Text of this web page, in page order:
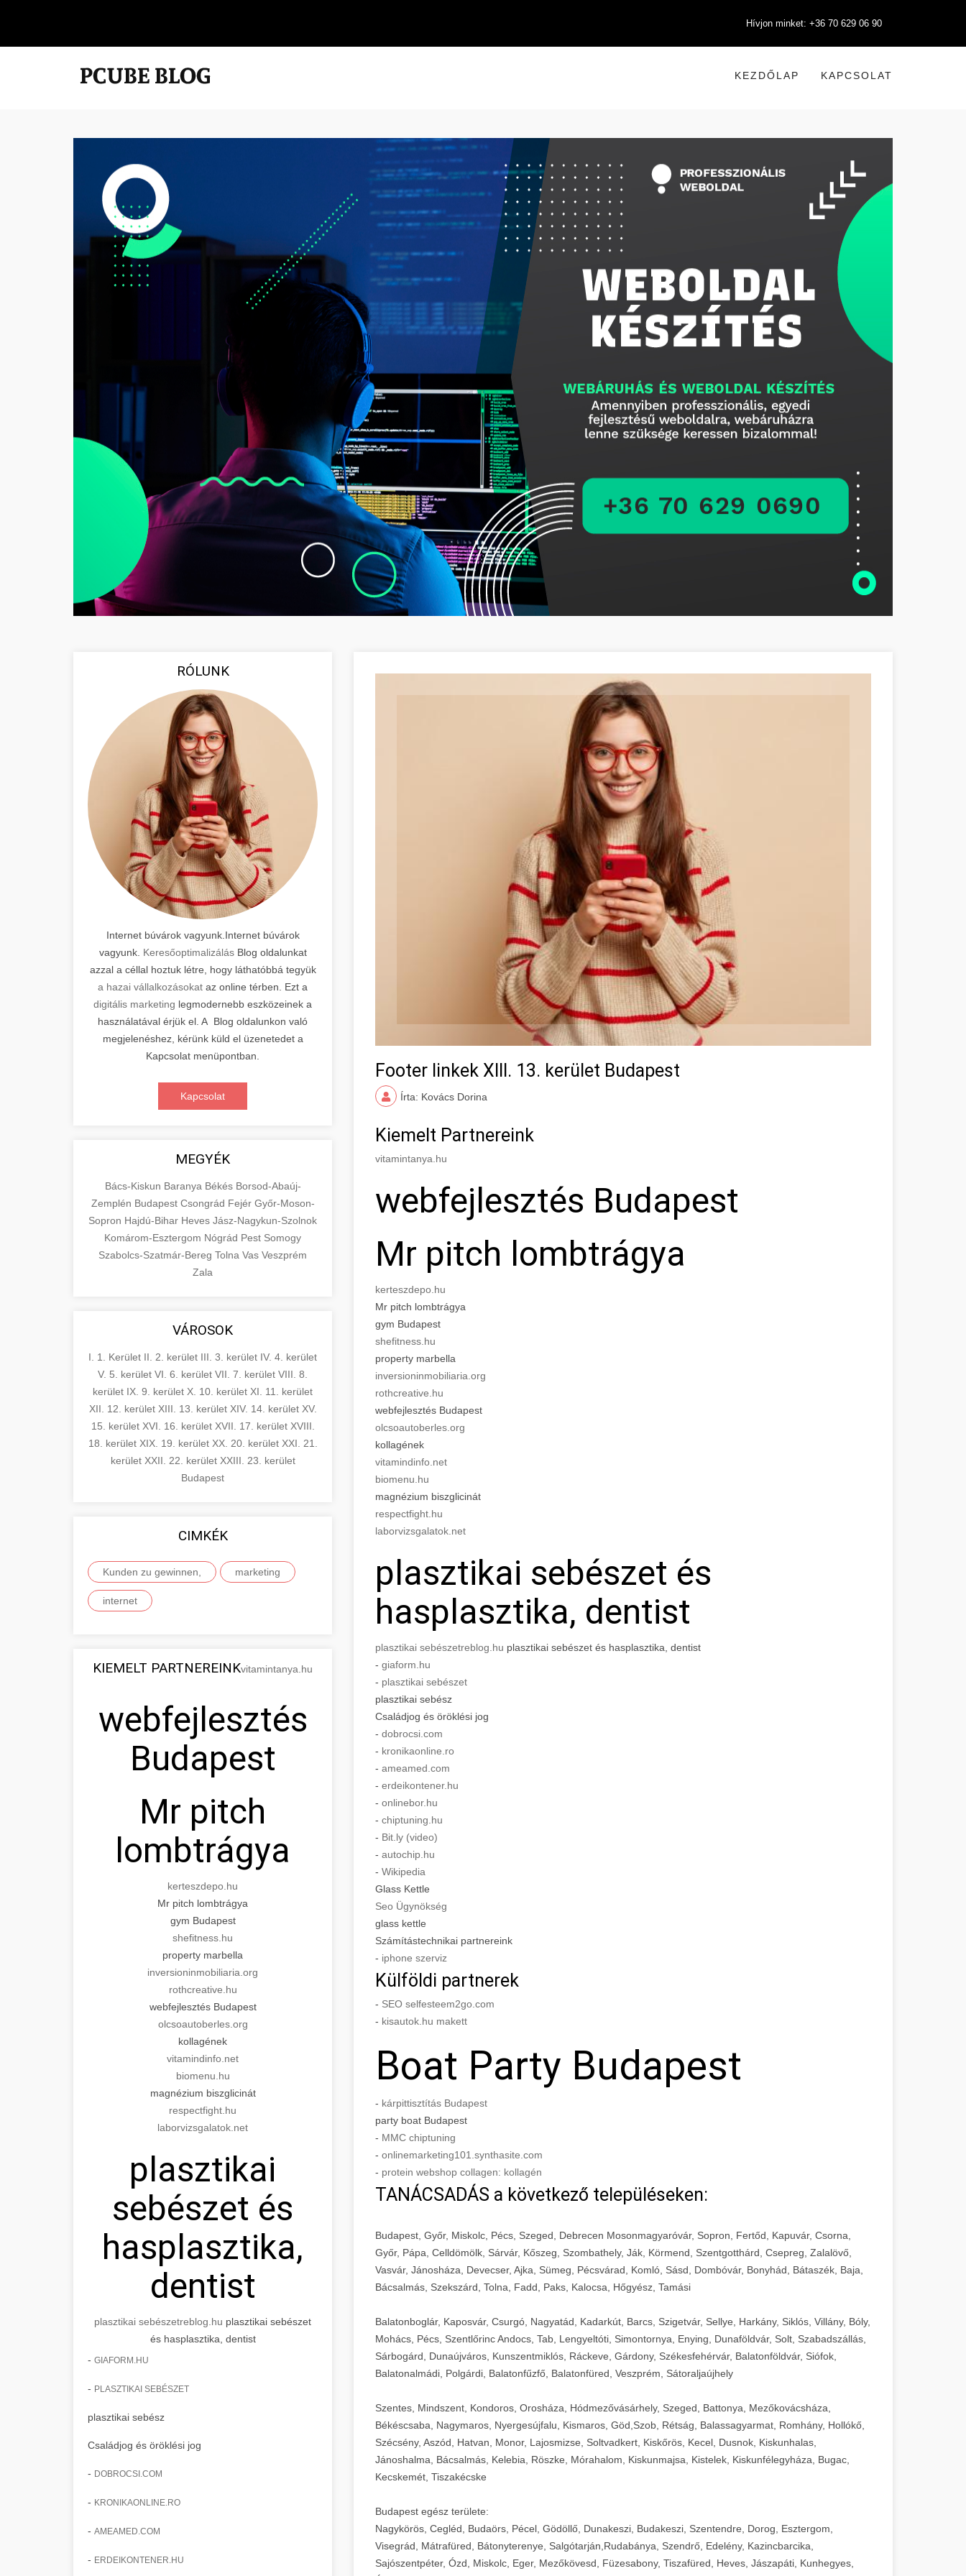
Hívjon minket: +36 70 629 06 90
KEZDŐLAP KAPCSOLAT
RÓLUNK
Internet búvárok vagyunk.Internet búvárok
vagyunk. KeresőoptimalizálásBlog oldalunkat
azzal a céllal hoztuk létre, hogy láthatóbbá tegyük
a hazai vállalkozásokat az online térben. Ezt a
digitális marketing legmodernebb eszközeinek a
használatával érjük el. A Blog oldalunkon való
megjelenéshez, kérünk küld el üzenetedet a
Kapcsolat menüpontban.
Kapcsolat
MEGYÉK
Bács-Kiskun Baranya Békés Borsod-Abaúj-
Zemplén Budapest Csongrád Fejér Győr-Moson-
Sopron Hajdú-Bihar Heves Jász-Nagykun-Szolnok
Komárom-Esztergom Nógrád Pest Somogy
Szabolcs-Szatmár-Bereg Tolna Vas Veszprém
Zala
VÁROSOK
I. 1. Kerület II. 2. kerület III. 3. kerület IV. 4. kerület
V. 5. kerület VI. 6. kerület VII. 7. kerület VIII. 8.
kerület IX. 9. kerület X. 10. kerület XI. 11. kerület
XII. 12. kerület XIII. 13. kerület XIV. 14. kerület XV.
15. kerület XVI. 16. kerület XVII. 17. kerület XVIII.
18. kerület XIX. 19. kerület XX. 20. kerület XXI. 21.
kerület XXII. 22. kerület XXIII. 23. kerület
Budapest
CIMKÉK
Kunden zu gewinnen, marketing
internet
KIEMELT PARTNEREINKvitamintanya.hu
webfejlesztés
Budapest
Mr pitch
lombtrágya
kerteszdepo.hu
Mr pitch lombtrágya
gym Budapest
shefitness.hu
property marbella
inversioninmobiliaria.org
rothcreative.hu
webfejlesztés Budapest
olcsoautoberles.org
kollagének
vitamindinfo.net
biomenu.hu
magnézium biszglicinát
respectfight.hu
laborvizsgalatok.net
plasztikai
sebészet és
hasplasztika,
dentist
plasztikai sebészetreblog.hu plasztikai sebészet
és hasplasztika, dentist
- GIAFORM.HU
- PLASZTIKAI SEBÉSZET
plasztikai sebész
Családjog és öröklési jog
- DOBROCSI.COM
- KRONIKAONLINE.RO
- AMEAMED.COM
- ERDEIKONTENER.HU
Footer linkek XIII. 13. kerület Budapest
Írta: Kovács Dorina
Kiemelt Partnereink
vitamintanya.hu
webfejlesztés Budapest
Mr pitch lombtrágya
kerteszdepo.hu
Mr pitch lombtrágya
gym Budapest
shefitness.hu
property marbella
inversioninmobiliaria.org
rothcreative.hu
webfejlesztés Budapest
olcsoautoberles.org
kollagének
vitamindinfo.net
biomenu.hu
magnézium biszglicinát
respectfight.hu
laborvizsgalatok.net
plasztikai sebészet és
hasplasztika, dentist
plasztikai sebészetreblog.hu plasztikai sebészet és hasplasztika, dentist
- giaform.hu
- plasztikai sebészet
plasztikai sebész
Családjog és öröklési jog
- dobrocsi.com
- kronikaonline.ro
- ameamed.com
- erdeikontener.hu
- onlinebor.hu
- chiptuning.hu
- Bit.ly (video)
- autochip.hu
- Wikipedia
Glass Kettle
Seo Ügynökség
glass kettle
Számítástechnikai partnereink
- iphone szerviz
Külföldi partnerek
- SEO selfesteem2go.com
- kisautok.hu makett
Boat Party Budapest
- kárpittisztítás Budapest
party boat Budapest
- MMC chiptuning
- onlinemarketing101.synthasite.com
- protein webshop collagen: kollagén
TANÁCSADÁS a következő településeken:
Budapest, Győr, Miskolc, Pécs, Szeged, Debrecen Mosonmagyaróvár, Sopron, Fertőd, Kapuvár, Csorna,
Győr, Pápa, Celldömölk, Sárvár, Kőszeg, Szombathely, Ják, Körmend, Szentgotthárd, Csepreg, Zalalövő,
Vasvár, Jánosháza, Devecser, Ajka, Sümeg, Pécsvárad, Komló, Sásd, Dombóvár, Bonyhád, Bátaszék, Baja,
Bácsalmás, Szekszárd, Tolna, Fadd, Paks, Kalocsa, Hőgyész, Tamási
Balatonboglár, Kaposvár, Csurgó, Nagyatád, Kadarkút, Barcs, Szigetvár, Sellye, Harkány, Siklós, Villány, Bóly,
Mohács, Pécs, Szentlőrinc Andocs, Tab, Lengyeltóti, Simontornya, Enying, Dunaföldvár, Solt, Szabadszállás,
Sárbogárd, Dunaújváros, Kunszentmiklós, Ráckeve, Gárdony, Székesfehérvár, Balatonföldvár, Siófok,
Balatonalmádi, Polgárdi, Balatonfűzfő, Balatonfüred, Veszprém, Sátoraljaújhely
Szentes, Mindszent, Kondoros, Orosháza, Hódmezővásárhely, Szeged, Battonya, Mezőkovácsháza,
Békéscsaba, Nagymaros, Nyergesújfalu, Kismaros, Göd,Szob, Rétság, Balassagyarmat, Romhány, Hollókő,
Szécsény, Aszód, Hatvan, Monor, Lajosmizse, Soltvadkert, Kiskőrös, Kecel, Dusnok, Kiskunhalas,
Jánoshalma, Bácsalmás, Kelebia, Röszke, Mórahalom, Kiskunmajsa, Kistelek, Kiskunfélegyháza, Bugac,
Kecskemét, Tiszakécske
Budapest egész területe:
Nagykörös, Cegléd, Budaörs, Pécel, Gödöllő, Dunakeszi, Budakeszi, Szentendre, Dorog, Esztergom,
Visegrád, Mátrafüred, Bátonyterenye, Salgótarján,Rudabánya, Szendrő, Edelény, Kazincbarcika,
Sajószentpéter, Ózd, Miskolc, Eger, Mezőkövesd, Füzesabony, Tiszafüred, Heves, Jászapáti, Kunhegyes,